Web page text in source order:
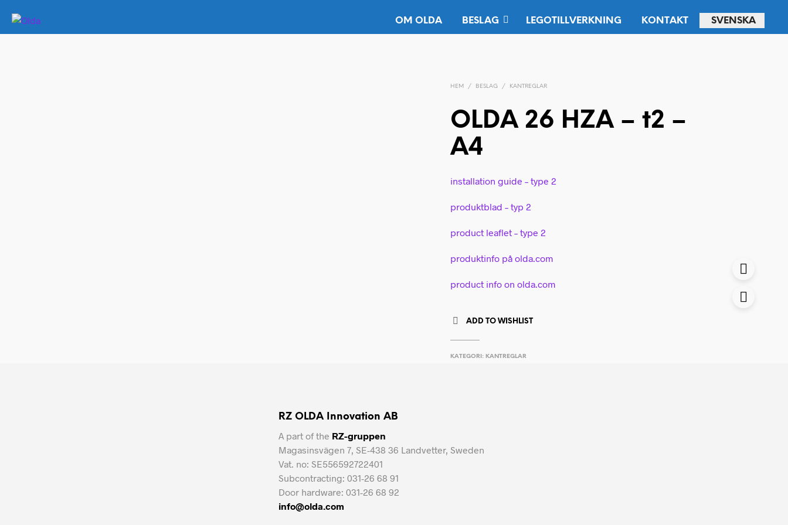
OM OLDA BESLAG LEGOTILLVERKNING KONTAKT SVENSKA
HEM / BESLAG / KANTREGLAR
OLDA 26 HZA – t2 –
A4
installation guide – type 2
produktblad – typ 2
product leaflet – type 2
produktinfo på olda.com
product info on olda.com
ADD TO WISHLIST
KATEGORI: KANTREGLAR
RZ OLDA Innovation AB
A part of the RZ-gruppen
Magasinsvägen 7, SE-438 36 Landvetter, Sweden
Vat. no: SE556592722401
Subcontracting: 031-26 68 91
Door hardware: 031-26 68 92
info@olda.com